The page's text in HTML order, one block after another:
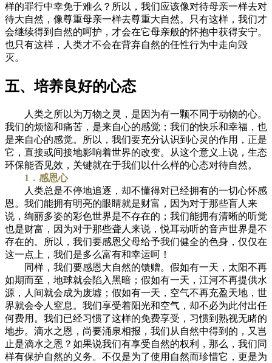
样的罪行中幸免于难么？所以，我们应该像对待母亲一样去对
待大自然，像尊重母亲一样去尊重大自然。只有这样，我们才
会继续得到自然的呵护，才会在它母亲般的怀抱中获得安宁。
也只有这样，人类才不会在背弃自然的任性行为中走向毁
灭。
五、培养良好的心态
人类之所以为万物之灵，是因为有一颗不同于动物的心。
我们的烦恼和痛苦，是来自心的感觉；我们的快乐和幸福，也
是来自心的感觉。所以，我们要充分认识到心灵的作用，正是
它，直接或间接地影响着世界的改变。从这个意义上说，生态
环保能否见效，关键就在于我们以什么样的心态对待自然。
1．感恩心
人类总是不停地追逐，却不懂得对已经拥有的一切心怀感
恩。我们能拥有明亮的眼睛就是财富，因为对于那些盲人来
说，绚丽多姿的彩色世界是不存在的；我们能拥有清晰的听觉
也是财富，因为对于那些聋人来说，悦耳动听的音声世界是不
存在的。所以，我们要感恩父母给予我们健全的色身，仅仅在
这一点上，我们是多么富有和幸运呵！
同样，我们要感恩大自然的馈赠。假如有一天，太阳不再
如期而至，地球就会陷入黑暗；假如有一天，江河不再提供水
源，人间就会成为废墟；假如有一天，空气不再充盈天地，世
界就会令人窒息。我们享受着阳光和空气，却不必为此付出任
何费用。我们已经习惯了这样的免费享受，习惯到熟视无睹的
地步。滴水之恩，尚要涌泉相报，我们从自然中得到的，又岂
止是滴水之恩？如果说我们有享受自然的权利，那么，我们同
样有保护自然的义务。不仅是为了使用自然而珍惜它，更是为